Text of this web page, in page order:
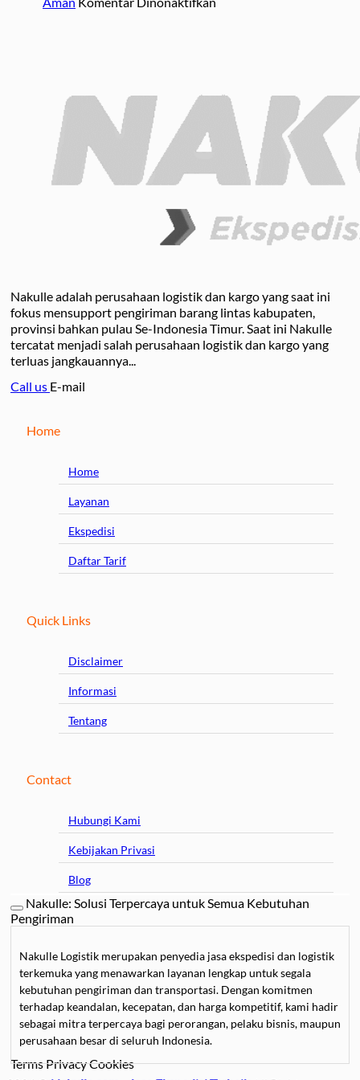
Kendari
yang
Aman
Nakulle adalah perusahaan logistik dan kargo yang saat ini
fokus mensupport pengiriman barang lintas kabupaten,
provinsi bahkan pulau Se-Indonesia Timur. Saat ini Nakulle
tercatat menjadi salah perusahaan logistik dan kargo yang
terluas jangkauannya...
Call us E-mail
Home
Home
Layanan
Ekspedisi
Daftar Tarif
Quick Links
Disclaimer
Informasi
Tentang
Contact
Hubungi Kami
Kebijakan Privasi
Blog
Nakulle: Solusi Terpercaya untuk Semua Kebutuhan
Pengiriman
Nakulle Logistik merupakan penyedia jasa ekspedisi dan logistik
terkemuka yang menawarkan layanan lengkap untuk segala
kebutuhan pengiriman dan transportasi. Dengan komitmen
terhadap keandalan, kecepatan, dan harga kompetitif, kami hadir
sebagai mitra terpercaya bagi perorangan, pelaku bisnis, maupun
perusahaan besar di seluruh Indonesia.
Kami mengkhususkan diri dalam
TermsPrivacyCookies